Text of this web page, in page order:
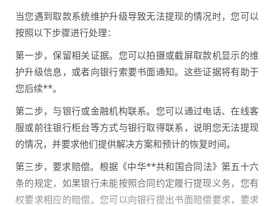
当您遇到取款系统维护升级导致无法提现的情况时，您可以
按照以下步骤进行处理：
第一步，保留相关证据。您可以拍摄或截屏取款机显示的维
护升级信息，或者向银行索要书面通知。这些证据将有助于
您后续**。
第二步，与银行或金融机构联系。您可以通过电话、在线客
服或前往银行柜台等方式与银行取得联系，说明您无法提现
的情况，并要求他们提供解决方案和预计的恢复时间。
第三步，要求赔偿。根据《中华**共和国合同法》第五十六
条的规定，如果银行未能按照合同约定履行提现义务，您有
权要求相应的赔偿。您可以向银行提出书面赔偿要求，要求